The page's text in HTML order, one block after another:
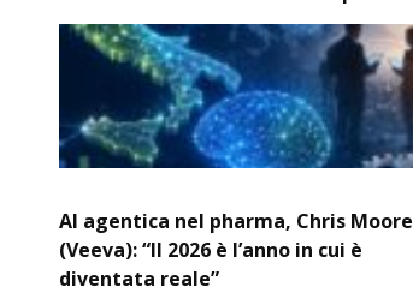
AI agentica nel pharma, Chris Moore
(Veeva): “Il 2026 è l’anno in cui è
diventata reale”